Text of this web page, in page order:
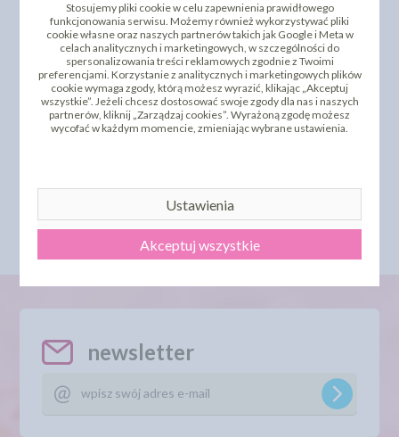
OPŁATEK NA TORT
OPŁATEK NA TORT
newsletter
Stosujemy pliki cookie w celu zapewnienia prawidłowego
funkcjonowania serwisu. Możemy również wykorzystywać pliki
cookie własne oraz naszych partnerów takich jak Google i Meta w
celach analitycznych i marketingowych, w szczególności do
spersonalizowania treści reklamowych zgodnie z Twoimi
preferencjami. Korzystanie z analitycznych i marketingowych plików
cookie wymaga zgody, którą możesz wyrazić, klikając „Akceptuj
wszystkie”. Jeżeli chcesz dostosować swoje zgody dla nas i naszych
partnerów, kliknij „Zarządzaj cookies”. Wyrażoną zgodę możesz
wycofać w każdym momencie, zmieniając wybrane ustawienia.
Ustawienia
Akceptuj wszystkie